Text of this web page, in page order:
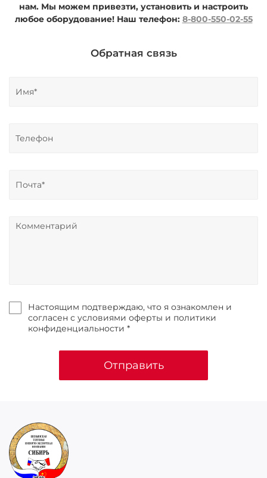
нам. Мы можем привезти, установить и настроить
любое оборудование! Наш телефон: 8-800-550-02-55
Обратная связь
Настоящим подтверждаю, что я ознакомлен и
согласен с условиями оферты и политики
конфиденциальности *
Отправить